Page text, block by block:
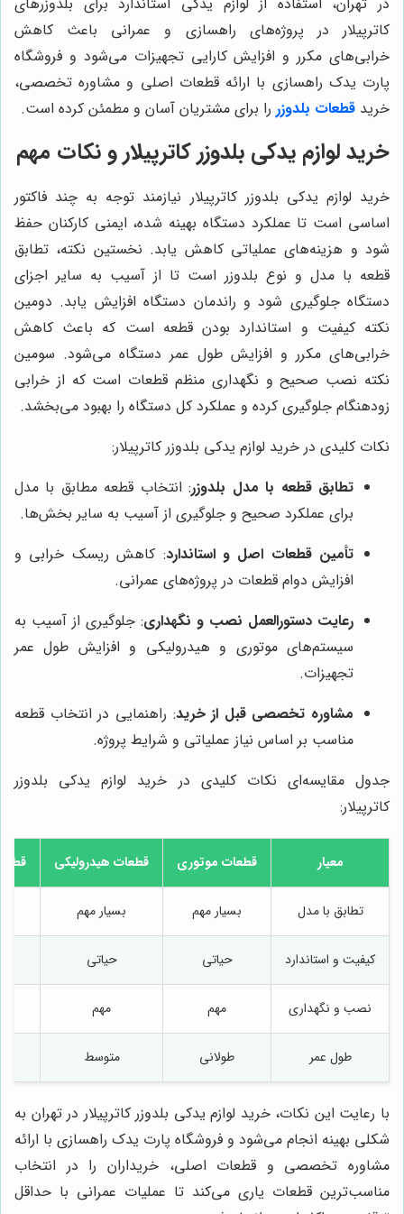
کاترپیلار در پروژه‌های راهسازی و عمرانی باعث کاهش
خرابی‌های مکرر و افزایش کارایی تجهیزات می‌شود و فروشگاه
پارت یدک راهسازی با ارائه قطعات اصلی و مشاوره تخصصی،
خرید قطعات بلدوزر را برای مشتریان آسان و مطمئن کرده است.
خرید لوازم یدکی بلدوزر کاترپیلار و نکات مهم
خرید لوازم یدکی بلدوزر کاترپیلار نیازمند توجه به چند فاکتور
اساسی است تا عملکرد دستگاه بهینه شده، ایمنی کارکنان حفظ
شود و هزینه‌های عملیاتی کاهش یابد. نخستین نکته، تطابق
قطعه با مدل و نوع بلدوزر است تا از آسیب به سایر اجزای
دستگاه جلوگیری شود و راندمان دستگاه افزایش یابد. دومین
نکته کیفیت و استاندارد بودن قطعه است که باعث کاهش
خرابی‌های مکرر و افزایش طول عمر دستگاه می‌شود. سومین
نکته نصب صحیح و نگهداری منظم قطعات است که از خرابی
زودهنگام جلوگیری کرده و عملکرد کل دستگاه را بهبود می‌بخشد.
نکات کلیدی در خرید لوازم یدکی بلدوزر کاترپیلار:
تطابق قطعه با مدل بلدوزر: انتخاب قطعه مطابق با مدل
برای عملکرد صحیح و جلوگیری از آسیب به سایر بخش‌ها.
تأمین قطعات اصل و استاندارد: کاهش ریسک خرابی و
افزایش دوام قطعات در پروژه‌های عمرانی.
رعایت دستورالعمل نصب و نگهداری: جلوگیری از آسیب به
سیستم‌های موتوری و هیدرولیکی و افزایش طول عمر
تجهیزات.
مشاوره تخصصی قبل از خرید: راهنمایی در انتخاب قطعه
مناسب بر اساس نیاز عملیاتی و شرایط پروژه.
جدول مقایسه‌ای نکات کلیدی در خرید لوازم یدکی بلدوزر
کاترپیلار:
معیار قطعات موتوری قطعات هیدرولیکی
تطابق با مدل بسیار مهم بسیار مهم
کیفیت و استاندارد حیاتی حیاتی
نصب و نگهداری مهم مهم
طول عمر طولانی متوسط
با رعایت این نکات، خرید لوازم یدکی بلدوزر کاترپیلار در تهران به
شکلی بهینه انجام می‌شود و فروشگاه پارت یدک راهسازی با ارائه
مشاوره تخصصی و قطعات اصلی، خریداران را در انتخاب
مناسب‌ترین قطعات یاری می‌کند تا عملیات عمرانی با حداقل